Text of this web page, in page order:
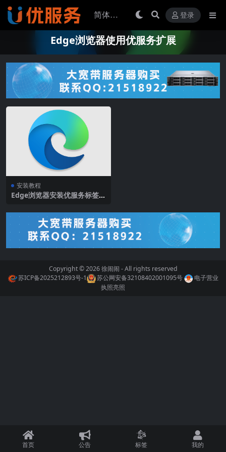
登录
Edge浏览器使用优服务扩展
安装教程
Edge浏览器安装优服务标签扩
Copyright © 2026徐闹闹 - All rights reserved
苏ICP备2025212893号-1
苏公网安备32108402001095号
电子营业
执照亮照
首页 公告 标签 我的